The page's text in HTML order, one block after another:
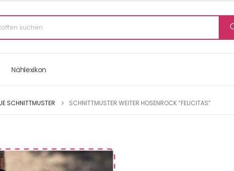
Nählexikon
SCHNITTMUSTER SCHNITTMUSTER WEITER HOSENROCK “FELICITAS”